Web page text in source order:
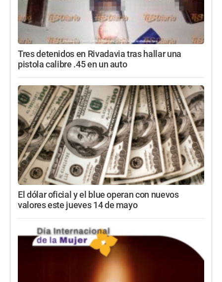
Tres detenidos en Rivadavia tras hallar una
pistola calibre .45 en un auto
El dólar oficial y el blue operan con nuevos
valores este jueves 14 de mayo